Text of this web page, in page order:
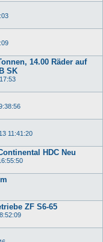
14.00 Räder auf
SK
11:41:20
HDC Neu
ZF S6-65